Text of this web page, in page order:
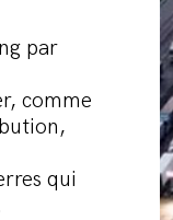
par
comme
qui